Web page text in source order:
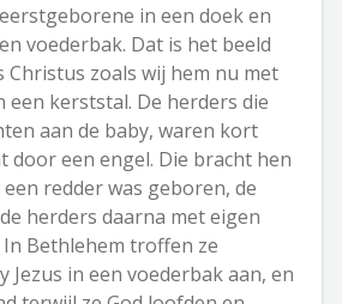
in een doek en
voederbak. Dat is het beeld
Christus zoals wij hem nu met
een kerststal. De herders die
aan de baby, waren kort
door een engel. Die bracht hen
redder was geboren, de
herders daarna met eigen
Bethlehem troffen ze
Jezus in een voederbak aan, en